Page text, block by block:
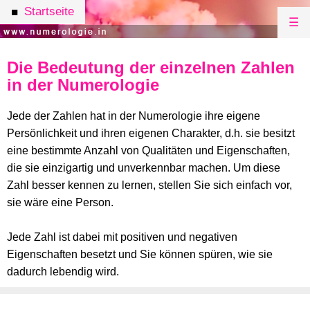
■ Startseite
☰
Die Bedeutung der einzelnen Zahlen
in der Numerologie
Jede der Zahlen hat in der Numerologie ihre eigene
Persönlichkeit und ihren eigenen Charakter, d.h. sie besitzt
eine bestimmte Anzahl von Qualitäten und Eigenschaften,
die sie einzigartig und unverkennbar machen. Um diese
Zahl besser kennen zu lernen, stellen Sie sich einfach vor,
sie wäre eine Person.
Jede Zahl ist dabei mit positiven und negativen
Eigenschaften besetzt und Sie können spüren, wie sie
dadurch lebendig wird.